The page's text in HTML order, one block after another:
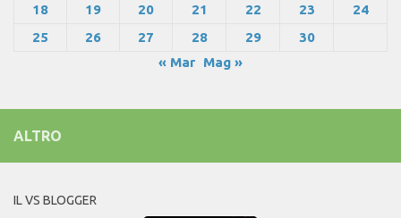
18
19 20 21 22 23
24
25
26 27 28 29
30
« Mar Mag »
ALTRO
IL VS BLOGGER